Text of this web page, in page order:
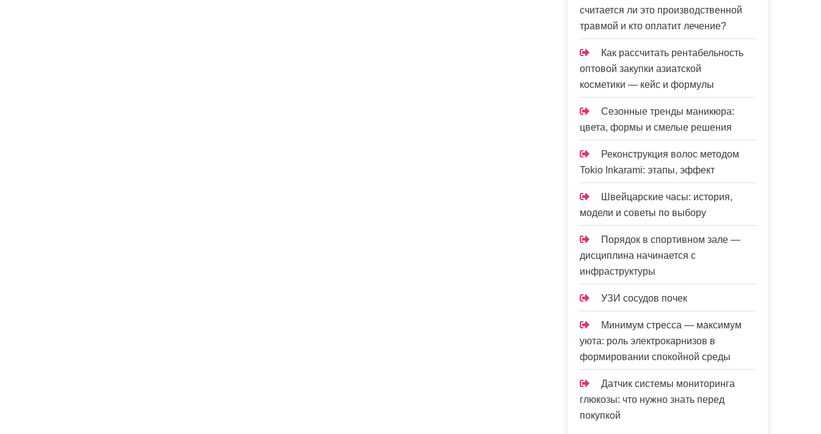
считается ли это производственной
травмой и кто оплатит лечение?
Как рассчитать рентабельность
оптовой закупки азиатской
косметики — кейс и формулы
Сезонные тренды маникюра:
цвета, формы и смелые решения
Реконструкция волос методом
Tokio Inkarami: этапы, эффект
Швейцарские часы: история,
модели и советы по выбору
Порядок в спортивном зале —
дисциплина начинается с
инфраструктуры
УЗИ сосудов почек
Минимум стресса — максимум
уюта: роль электрокарнизов в
формировании спокойной среды
Датчик системы мониторинга
глюкозы: что нужно знать перед
покупкой